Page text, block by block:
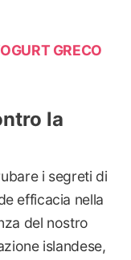
GRECO
la
i segreti di
efficacia nella
del nostro
islandese,